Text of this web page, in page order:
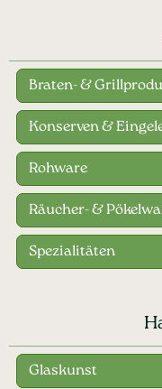
Braten- &
Konserven &
Rohware
Räucher- &
Spezialitäten
Glaskunst